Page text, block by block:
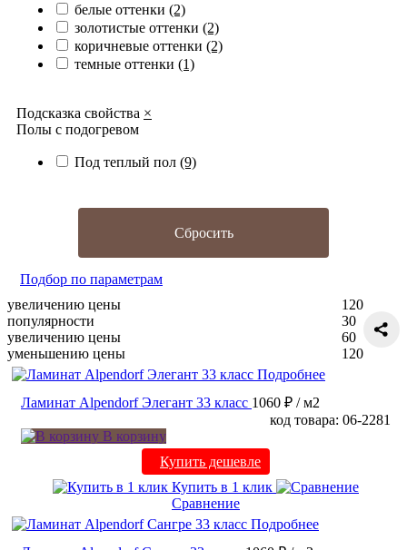
белые оттенки (2)
золотистые оттенки (2)
коричневые оттенки (2)
темные оттенки (1)
Подсказка свойства ×
Полы с подогревом
Под теплый пол (9)
Сбросить
Подбор по параметрам
увеличению цены
популярности
увеличению цены
уменьшению цены
120
30
60
120
Подробнее
Ламинат Alpendorf Элегант 33 класс 1060 ₽ / м2
код товара: 06-2281
В корзину
Купить дешевле
Купить в 1 клик
Сравнение
Подробнее